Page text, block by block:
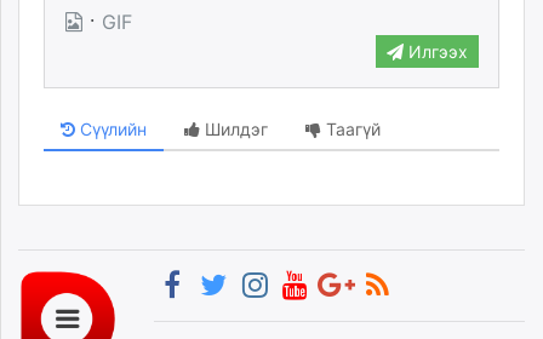
· GIF
Илгээх
Сүүлийн Шилдэг Таагүй